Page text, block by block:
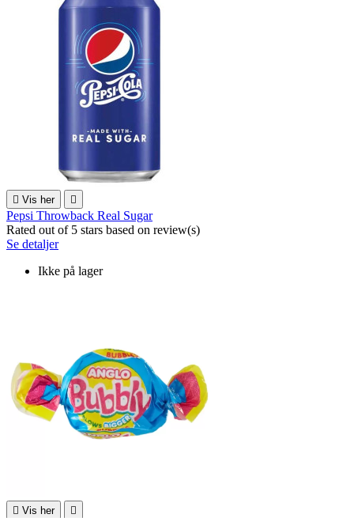
 Vis her 
Pepsi Throwback Real Sugar
Rated out of 5 stars based on review(s)
Se detaljer
Ikke på lager
 Vis her 